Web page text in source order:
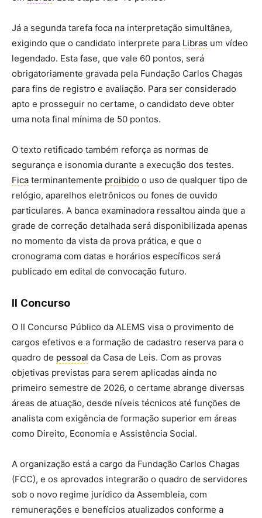
Já a segunda tarefa foca na interpretação simultânea,
exigindo que o candidato interprete para Libras um vídeo
legendado. Esta fase, que vale 60 pontos, será
obrigatoriamente gravada pela Fundação Carlos Chagas
para fins de registro e avaliação. Para ser considerado
apto e prosseguir no certame, o candidato deve obter
uma nota final mínima de 50 pontos.
O texto retificado também reforça as normas de
segurança e isonomia durante a execução dos testes.
Fica terminantemente proibido o uso de qualquer tipo de
relógio, aparelhos eletrônicos ou fones de ouvido
particulares. A banca examinadora ressaltou ainda que a
grade de correção detalhada será disponibilizada apenas
no momento da vista da prova prática, e que o
cronograma com datas e horários específicos será
publicado em edital de convocação futuro.
II Concurso
O II Concurso Público da ALEMS visa o provimento de
cargos efetivos e a formação de cadastro reserva para o
quadro de pessoal da Casa de Leis. Com as provas
objetivas previstas para serem aplicadas ainda no
primeiro semestre de 2026, o certame abrange diversas
áreas de atuação, desde níveis técnicos até funções de
analista com exigência de formação superior em áreas
como Direito, Economia e Assistência Social.
A organização está a cargo da Fundação Carlos Chagas
(FCC), e os aprovados integrarão o quadro de servidores
sob o novo regime jurídico da Assembleia, com
remunerações e benefícios atualizados conforme a